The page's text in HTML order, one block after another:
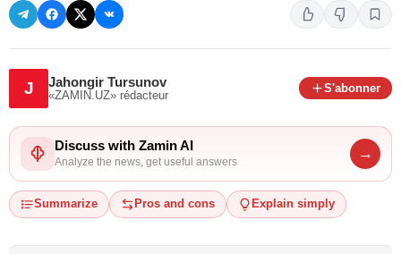
J Jahongir Tursunov
«ZAMIN.UZ» rédacteur
S'abonner
Discuss with Zamin AI
Analyze the news, get useful answers
→
Summarize Pros and cons Explain simply